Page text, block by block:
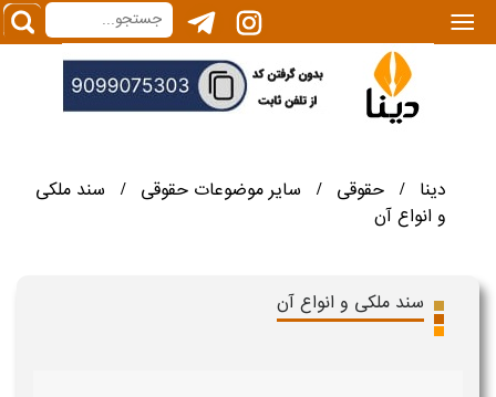
|||
دینا / حقوقی / سایر موضوعات حقوقی /
سند ملکی
و انواع آن
سند ملکی و انواع آن